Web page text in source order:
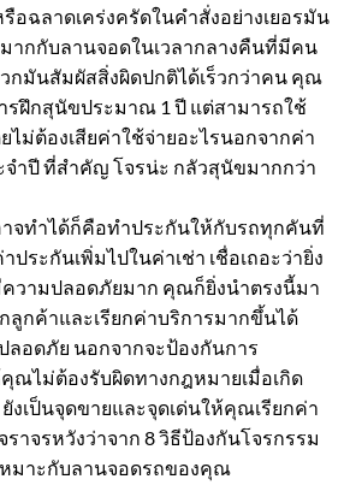
รือฉลาดเคร่งครัดในคำสั่งอย่างเยอรมัน
มากกับลานจอดในเวลากลางคืนที่มีคน
กมันสัมผัสสิ่งผิดปกติได้เร็วกว่าคน คุณ
รฝึกสุนัขประมาณ 1 ปี แต่สามารถใช้
ไม่ต้องเสียค่าใช้จ่ายอะไรนอกจากค่า
ำปี ที่สำคัญ โจรน่ะ กลัวสุนัขมากกว่า
ำได้ก็คือทำประกันให้กับรถทุกคันที่
ประกันเพิ่มไปในค่าเช่า เชื่อเถอะว่ายิ่ง
วามปลอดภัยมาก คุณก็ยิ่งนำตรงนี้มา
กลูกค้าและเรียกค่าบริการมากขึ้นได้
ดภัย นอกจากจะป้องกันการ
ณไม่ต้องรับผิดทางกฎหมายเมื่อเกิด
งเป็นจุดขายและจุดเด่นให้คุณเรียกค่า
ราจรหวังว่าจาก 8 วิธีป้องกันโจรกรรม
มาะกับลานจอดรถของคุณ